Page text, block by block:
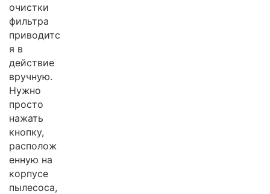
очистки
фильтра
приводитс
я в
действие
вручную.
Нужно
просто
нажать
кнопку,
располож
енную на
корпусе
пылесоса,